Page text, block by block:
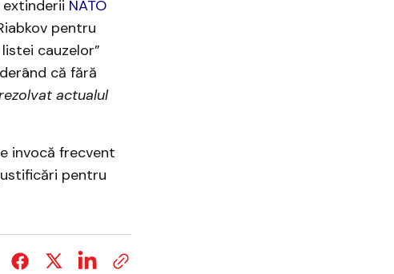
NATO
pentru
cauzelor”
că fără
actualul
invocă frecvent
pentru